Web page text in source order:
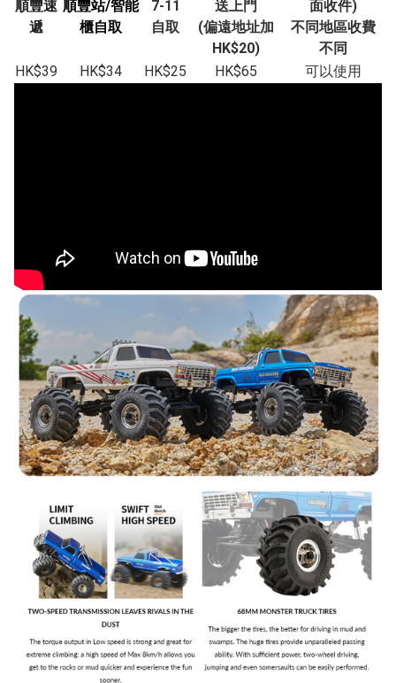
順豐速
遞
順豐站/智能
櫃自取
7-11
自取
送上門
(偏遠地址加
HK$20)
面收件)
不同地區收費
不同
HK$39
HK$34 HK$25 HK$65 可以使用